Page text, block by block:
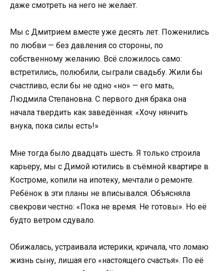
даже смотреть на него не желает.
Мы с Дмитрием вместе уже десять лет. Поженились
по любви — без давления со стороны, по
собственному желанию. Всё сложилось само:
встретились, полюбили, сыграли свадьбу. Жили бы
счастливо, если бы не одно «но» — его мать,
Людмила Степановна. С первого дня брака она
начала твердить как заведённая: «Хочу нянчить
внука, пока силы есть!»
Мне тогда было двадцать шесть. Я только строила
карьеру, мы с Димой ютились в съёмной квартире в
Костроме, копили на ипотеку, мечтали о ремонте.
Ребёнок в эти планы не вписывался. Объясняла
свекрови честно: «Пока не время. Не готовы». Но её
будто ветром сдувало.
Обижалась, устраивала истерики, кричала, что ломаю
жизнь сыну, лишая его «настоящего счастья». По её